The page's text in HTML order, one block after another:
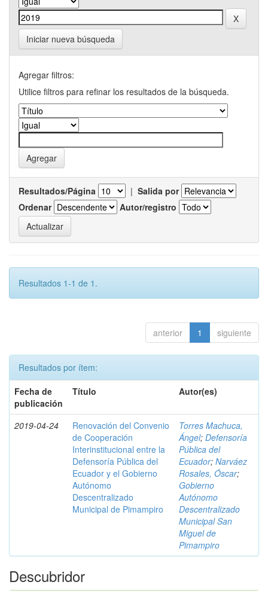
Iniciar nueva búsqueda
Agregar filtros:
Utilice filtros para refinar los resultados de la búsqueda.
Resultados/Página | Salida por
Ordenar
Autor/registro
Resultados 1-1 de 1.
anterior 1 siguiente
Resultados por ítem:
Fecha de
publicación
Título Autor(es)
2019-04-24
Renovación del Convenio
de Cooperación
Interinstitucional entre la
Defensoría Pública del
Ecuador y el Gobierno
Autónomo
Descentralizado
Municipal de Pimampiro
Torres Machuca,
Ángel; Defensoría
Pública del
Ecuador; Narváez
Rosales, Óscar;
Gobierno
Autónomo
Descentralizado
Municipal San
Miguel de
Pimampiro
Descubridor